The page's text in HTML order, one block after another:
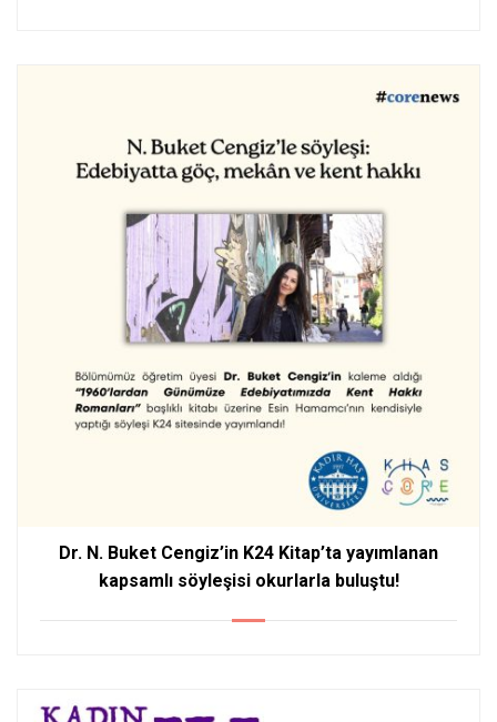
Dr. N. Buket Cengiz’in K24 Kitap’ta yayımlanan
kapsamlı söyleşisi okurlarla buluştu!